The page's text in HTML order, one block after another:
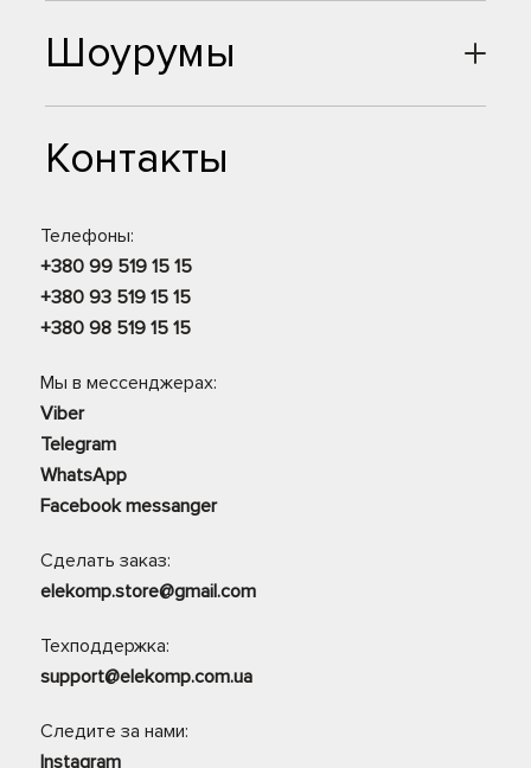
Шоурумы
Контакты
Телефоны:
+380 99 519 15 15
+380 93 519 15 15
+380 98 519 15 15
Мы в мессенджерах:
Viber
Telegram
WhatsApp
Facebook messanger
Сделать заказ:
elekomp.store@gmail.com
Техподдержка:
support@elekomp.com.ua
Следите за нами:
Instagram